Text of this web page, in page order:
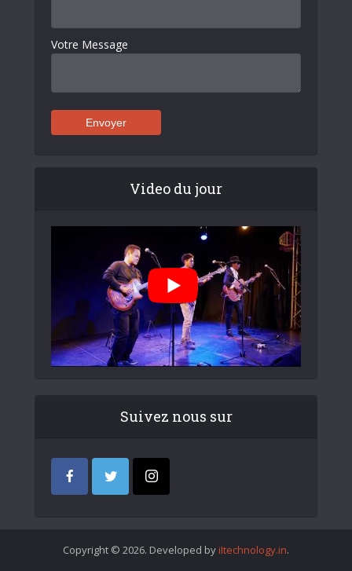
Votre Message
Video du jour
Suivez nous sur
Copyright © 2026. Developed by iItechnology.in.